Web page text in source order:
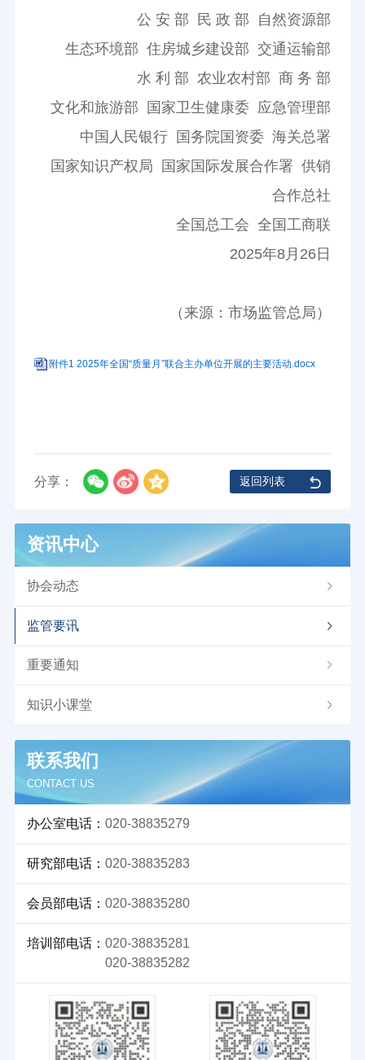
资讯中心
协会动态
监管要讯
重要通知
知识小课堂
联系我们
CONTACT US
办公室电话： 020-38835279
研究部电话： 020-38835283
会员部电话： 020-38835280
培训部电话： 020-38835281
020-38835282
公 安 部 民 政 部 自然资源部
生态环境部 住房城乡建设部 交通运输部
水 利 部 农业农村部 商 务 部
文化和旅游部 国家卫生健康委 应急管理部
中国人民银行 国务院国资委 海关总署
国家知识产权局 国家国际发展合作署 供销
合作总社
全国总工会 全国工商联
2025年8月26日
（来源：市场监管总局）
附件1 2025年全国“质量月”联合主办单位开展的主要活动.docx
分享： 返回列表